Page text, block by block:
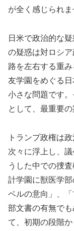
が全く感じられま
日米で政治的な
の疑惑は対ロシ
路を左右する重
友学園をめぐる
小さな問題です
として、最重要
トランプ政権は
次々に浮上し、
うした中での捜
計学園に獣医学
ベルの意向」、
部文書の有無で
て、初期の段階